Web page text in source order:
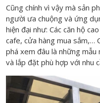
Cũng chính vì vậy mà sản
người ưa chuộng và ứng
hiện đại như: Các căn hộ
cafe, cửa hàng mua sắm,…
phá xem đâu là những mẫu
và lắp đặt phù hợp với nhu